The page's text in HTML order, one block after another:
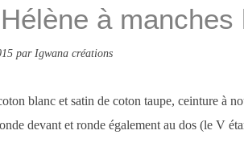
à manches
par Igwana créations
blanc et satin de coton taupe, ceinture à
devant et ronde également au dos (le V